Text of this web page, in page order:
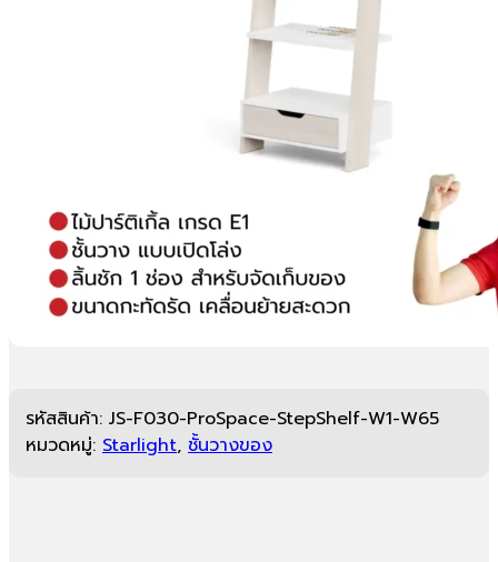
รหัสสินค้า: JS-F030-ProSpace-StepShelf-W1-W65
หมวดหมู่: Starlight, ชั้นวางของ